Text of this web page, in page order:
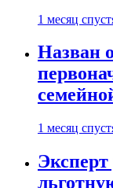
1 месяц
Назван
1 месяц